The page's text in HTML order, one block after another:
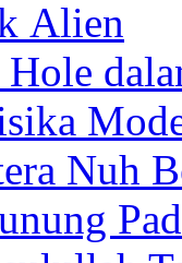
Alien
Nuh